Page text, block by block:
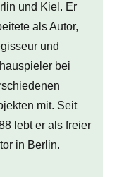
und Kiel. Er
als Autor,
und
bei
mit. Seit
lebt er als freier
in Berlin.